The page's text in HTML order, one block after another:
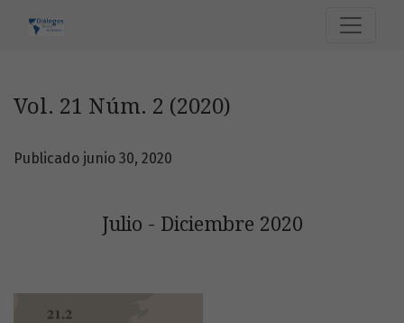
Vol. 21 Núm. 2 (2020)
Publicado junio 30, 2020
Julio - Diciembre 2020